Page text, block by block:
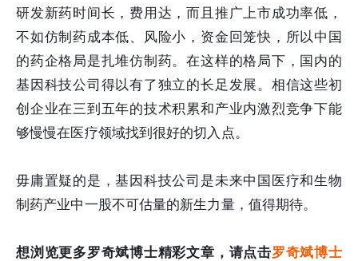
研发新药时间长，费用达，而且推广上市成功率低，
不如仿制药成本低、风险小，资金回笼快，所以中国
的药企格局是扎堆仿制药。在这样的格局下，国内的
基因科技公司得以有了独立的长足发展。相信这些初
创企业在三到五年的技术积累和产业内激烈竞争下能
够慢慢在医疗领域找到很好的切入点。
毋庸置疑的是，基因科技公司是未来中国医疗和生物
制药产业中一股不可估量的新生力量，值得期待。
想浏览更多罗奇斌博士精彩文章，请点击罗奇斌博士